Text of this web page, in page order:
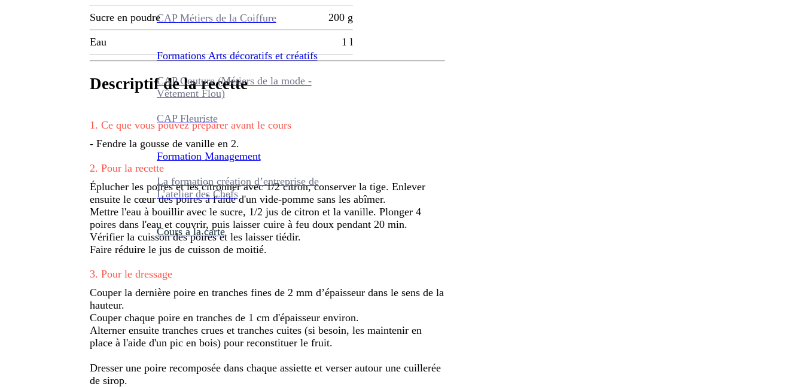
CAP Métiers de la Coiffure
Formations Arts décoratifs et créatifs
CAP Couture (Métiers de la mode -
Vêtement Flou)
CAP Fleuriste
Formation Management
La formation création d’entreprise de
L’atelier des Chefs
Cours à la carte
Sucre en poudre 200 g
Eau 1 l
Descriptif de la recette
1 . Ce que vous pouvez préparer avant le cours
- Fendre la gousse de vanille en 2.
2. Pour la recette
Éplucher les poires et les citronner avec 1/2 citron, conserver la tige. Enlever
ensuite le cœur des poires à l'aide d'un vide-pomme sans les abîmer.
Mettre l'eau à bouillir avec le sucre, 1/2 jus de citron et la vanille. Plonger 4
poires dans l'eau et couvrir, puis laisser cuire à feu doux pendant 20 min.
Vérifier la cuisson des poires et les laisser tiédir.
Faire réduire le jus de cuisson de moitié.
3. Pour le dressage
Couper la dernière poire en tranches fines de 2 mm d’épaisseur dans le sens de la
hauteur.
Couper chaque poire en tranches de 1 cm d'épaisseur environ.
Alterner ensuite tranches crues et tranches cuites (si besoin, les maintenir en
place à l'aide d'un pic en bois) pour reconstituer le fruit.
Dresser une poire recomposée dans chaque assiette et verser autour une cuillerée
de sirop.